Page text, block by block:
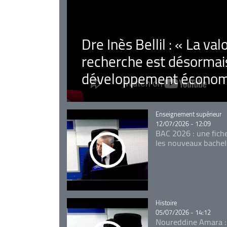
Dre Inès Bellil : « La
recherche est
développement
Catégorie
Enseignement supérieur
12/07/2026 - 12:09
BAC 2026 : une
les nouveaux
Catégorie
Histoire
05/07/2026 - 14:12
Noureddine Amara